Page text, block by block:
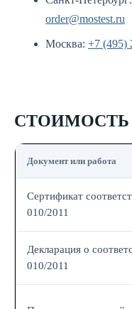
order@mostest.ru
Москва: +7 (495)
СТОИМОСТЬ
Документ или работа
Сертификат
010/2011
Декларация о
010/2011